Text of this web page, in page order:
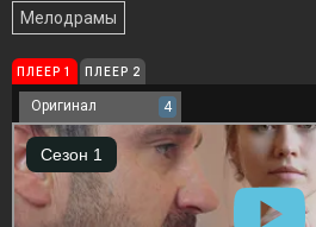
Мелодрамы
ПЛЕЕР 1 ПЛЕЕР 2
Оригинал 4